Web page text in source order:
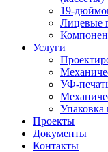
19-
Лицевые
Услуги
УФ-
Упаковка
Проекты
Документы
Контакты